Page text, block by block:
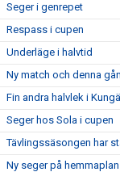
Seger i genrepet
Respass i cupen
Underläge i halvtid
Ny match och denna
Fin andra halvlek i
Seger hos Sola i cupen
Tävlingssäsongen har
Ny seger på hemmaplan